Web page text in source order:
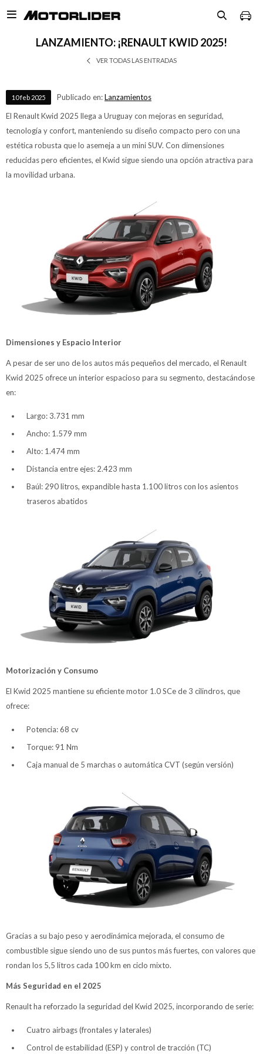

LANZAMIENTO: ¡RENAULT KWID 2025!
VER TODAS LAS ENTRADAS
10feb 2025 Publicado en:Lanzamientos
El Renault Kwid 2025 llega a Uruguay con mejoras en seguridad,
tecnología y confort, manteniendo su diseño compacto pero con una
estética robusta que lo asemeja a un mini SUV. Con dimensiones
reducidas pero eficientes, el Kwid sigue siendo una opción atractiva para
la movilidad urbana.
Dimensiones y Espacio Interior
A pesar de ser uno de los autos más pequeños del mercado, el Renault
Kwid 2025 ofrece un interior espacioso para su segmento, destacándose
en:
Largo: 3.731 mm
Ancho: 1.579 mm
Alto: 1.474 mm
Distancia entre ejes: 2.423 mm
Baúl: 290 litros, expandible hasta 1.100 litros con los asientos
traseros abatidos
Motorización y Consumo
El Kwid 2025 mantiene su eficiente motor 1.0 SCe de 3 cilindros, que
ofrece:
Potencia: 68 cv
Torque: 91 Nm
Caja manual de 5 marchas o automática CVT (según versión)
Gracias a su bajo peso y aerodinámica mejorada, el consumo de
combustible sigue siendo uno de sus puntos más fuertes, con valores que
rondan los 5,5 litros cada 100 km en ciclo mixto.
Más Seguridad en el 2025
Renault ha reforzado la seguridad del Kwid 2025, incorporando de serie:
Cuatro airbags (frontales y laterales)
Control de estabilidad (ESP) y control de tracción (TC)